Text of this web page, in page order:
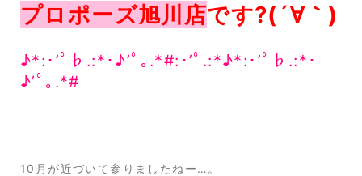
プロポーズ旭川店です?(´∀｀)
♪*:･’ﾟ♭.:*･♪’ﾟ｡.*#:･’ﾟ.:*♪*:･’ﾟ♭.:*･
♪’ﾟ｡.*#
10月が近づいて参りましたねー…。